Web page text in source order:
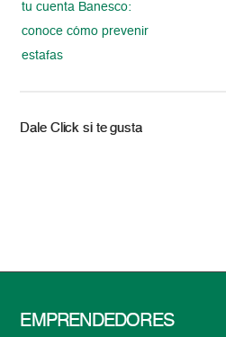
tu cuenta Banesco:
conoce cómo prevenir
estafas
Dale Click si te gusta
EMPRENDEDORES